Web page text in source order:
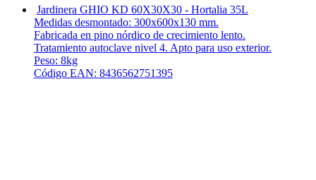
Jardinera GHIO KD 60X30X30 - Hortalia 35L
Medidas desmontado: 300x600x130 mm.
Fabricada en pino nórdico de crecimiento lento.
Tratamiento autoclave nivel 4. Apto para uso exterior.
Peso: 8kg
Código EAN: 8436562751395